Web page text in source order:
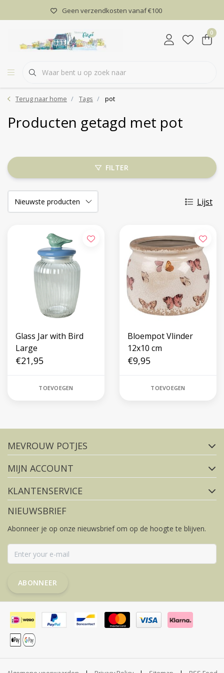
Geen verzendkosten vanaf €100
0
Terug naar home Tags pot
Producten getagd met pot
FILTER
Lijst
Glass Jar with Bird
Large
€21,95
TOEVOEGEN
Bloempot Vlinder
12x10 cm
€9,95
TOEVOEGEN
FACEBOOK
MEVROUW POTJES
MIJN ACCOUNT
KLANTENSERVICE
NIEUWSBRIEF
Abonneer je op onze nieuwsbrief om op de hoogte te blijven.
ABONNEER